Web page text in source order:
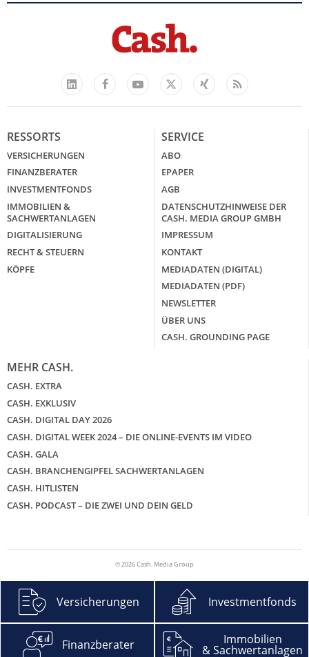
LinkedIn
FacebookYouTube
X
Xing Feed
RESSORTS
VERSICHERUNGEN
FINANZBERATER
INVESTMENTFONDS
IMMOBILIEN &
SACHWERTANLAGEN
DIGITALISIERUNG
RECHT & STEUERN
KÖPFE
SERVICE
ABO
EPAPER
AGB
DATENSCHUTZHINWEISE DER
CASH. MEDIA GROUP GMBH
IMPRESSUM
KONTAKT
MEDIADATEN (DIGITAL)
MEDIADATEN (PDF)
NEWSLETTER
ÜBER UNS
CASH. GROUNDING PAGE
MEHR CASH.
CASH. EXTRA
CASH. EXKLUSIV
CASH. DIGITAL DAY 2026
CASH. DIGITAL WEEK 2024 – DIE ONLINE-EVENTS IM VIDEO
CASH. GALA
CASH. BRANCHENGIPFEL SACHWERTANLAGEN
CASH. HITLISTEN
CASH. PODCAST – DIE ZWEI UND DEIN GELD
© 2026 Cash. Media Group
Versicherungen Investmentfonds
Finanzberater Immobilien
& Sachwertanlagen